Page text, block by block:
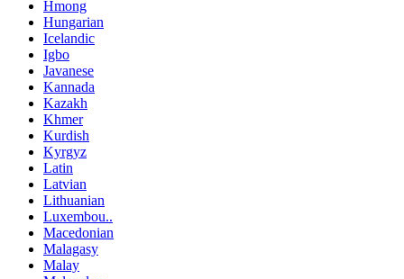
Hmong
Hungarian
Icelandic
Igbo
Javanese
Kannada
Kazakh
Khmer
Kurdish
Kyrgyz
Latin
Latvian
Lithuanian
Luxembou..
Macedonian
Malagasy
Malay